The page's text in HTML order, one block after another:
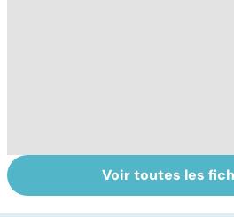
osseuse : des
La
Voir toutes les